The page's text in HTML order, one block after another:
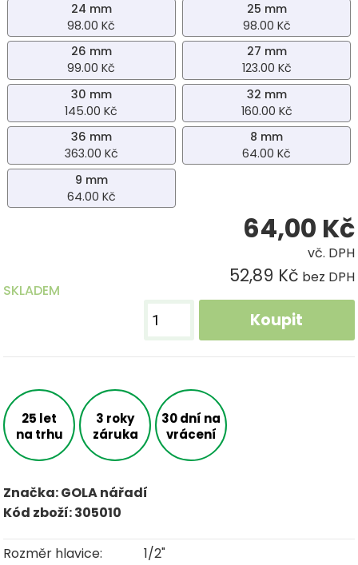
24 mm
98.00 Kč
25 mm
98.00 Kč
26 mm
99.00 Kč
27 mm
123.00 Kč
30 mm
145.00 Kč
32 mm
160.00 Kč
36 mm
363.00 Kč
8 mm
64.00 Kč
9 mm
64.00 Kč
SKLADEM
64,00 Kč
vč. DPH
52,89 Kč bez DPH
Koupit
25 let
na trhu
3 roky
záruka
30 dní na
vrácení
Značka: GOLA nářadí
Kód zboží: 305010
Rozměr hlavice: 1/2"